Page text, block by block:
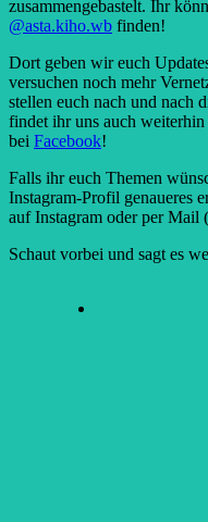
zusammengebastelt. Ihr
@asta.kiho.wb finden!
Dort geben wir euch
versuchen noch mehr
stellen euch nach und nach
findet ihr uns auch
bei Facebook!
Falls ihr euch Themen
Instagram-Profil genaueres
auf Instagram oder per Mail
Schaut vorbei und sagt es